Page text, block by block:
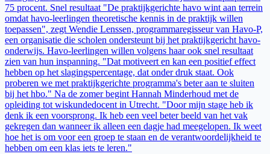
75 procent. Snel resultaat "De praktijkgerichte havo wint aan terrein
omdat havo-leerlingen theoretische kennis in de praktijk willen
toepassen", zegt Wendie Lenssen, programmaregisseur van Havo-P,
een organisatie die scholen ondersteunt bij het praktijkgericht havo-
onderwijs. Havo-leerlingen willen volgens haar ook snel resultaat
zien van hun inspanning. "Dat motiveert en kan een positief effect
hebben op het slagingspercentage, dat onder druk staat. Ook
proberen we met praktijkgerichte programma's beter aan te sluiten
bij het hbo." Na de zomer begint Hannah Minderhoud met de
opleiding tot wiskundedocent in Utrecht. "Door mijn stage heb ik
denk ik een voorsprong. Ik heb een veel beter beeld van het vak
gekregen dan wanneer ik alleen een dagje had meegelopen. Ik weet
hoe het is om voor een groep te staan en de verantwoordelijkheid te
hebben om een klas iets te leren."